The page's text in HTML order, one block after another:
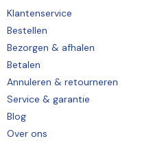
Klantenservice
Bestellen
Bezorgen & afhalen
Betalen
Annuleren & retourneren
Service & garantie
Blog
Over ons